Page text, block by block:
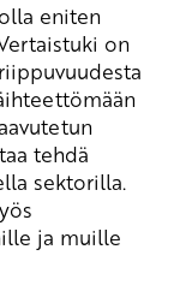
eniten
on
tehdä
sektorilla.
ja muille